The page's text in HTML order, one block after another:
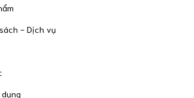
- Dịch vụ